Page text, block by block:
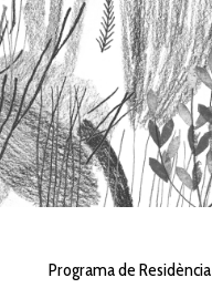
Programa de Residència